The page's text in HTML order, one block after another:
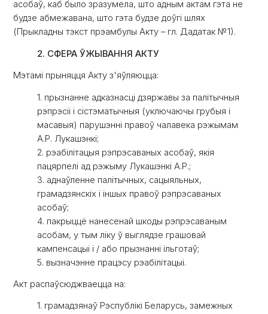
асобаў, каб было зразумела, што адным актам гэта не
будзе абмежавана, што гэта будзе доўгі шлях
(Прыкладны тэкст прэамбулы Акту – гл. Дадатак №1).
2. СФЕРА ЎЖЫВАННЯ АКТУ
Мэтамі прыняцця Акту з'яўляюцца:
1. прызнанне адказнасці дзяржавы за палітычныя
рэпрэсіі і сістэматычныя (уключаючы грубыя і
масавыя) парушэнні правоў чалавека рэжымам
А.Р. Лукашэнкі;
2. рэабілітацыя рэпрэсаваных асобаў, якія
пацярпелі ад рэжыму Лукашэнкі А.Р.;
3. аднаўленне палітычных, сацыяльных,
грамадзянскіх і іншых правоў рэпрэсаваных
асобаў;
4. пакрыццё нанесенай шкоды рэпрэсаваным
асобам, у тым ліку ў выглядзе грашовай
кампенсацыі і / або прызнанні ільготаў;
5. вызначэнне працэсу рэабілітацыі.
Акт распаўсюджваецца на:
1. грамадзянаў Рэспублікі Беларусь, замежных